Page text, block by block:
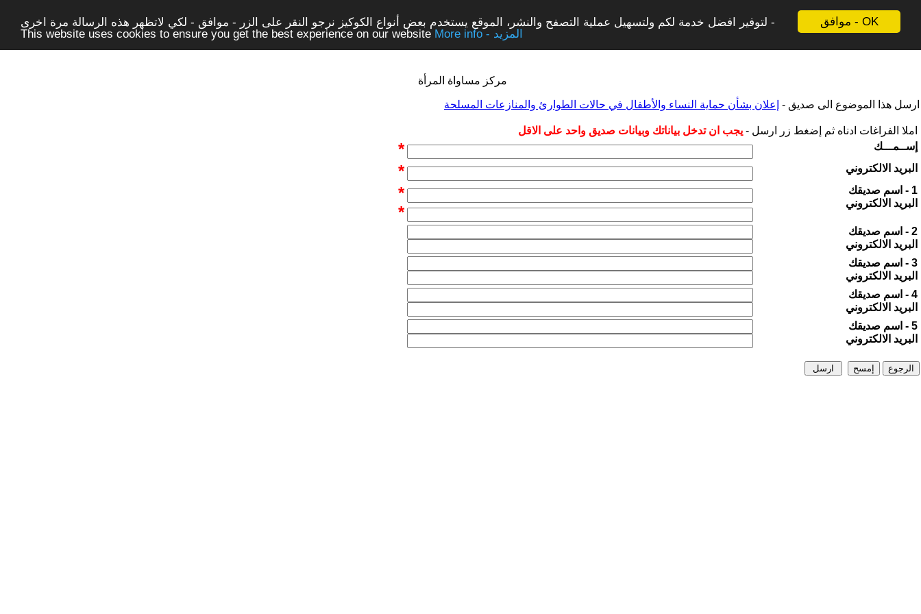
موافق - OK
لتوفير افضل خدمة لكم ولتسهيل عملية التصفح والنشر، الموقع يستخدم بعض أنواع الكوكيز نرجو النقر على الزر - موافق - لكي لاتظهر هذه الرسالة مرة اخرى -
This website uses cookies to ensure you get the best experience on our website
More info - المزيد
مركز مساواة المرأة
ارسل هذا الموضوع الى صديق - إعلان بشأن حماية النساء والأطفال في حالات الطوارئ والمنازعات المسلحة
املا الفراغات ادناه ثم إضغط زر ارسل - يجب ان تدخل بياناتك وبيانات صديق واحد على الاقل
* إســمـــك
* البريد الالكتروني
*
*
1 - اسم صديقك
البريد الالكتروني
2 - اسم صديقك
البريد الالكتروني
3 - اسم صديقك
البريد الالكتروني
4 - اسم صديقك
البريد الالكتروني
5 - اسم صديقك
البريد الالكتروني